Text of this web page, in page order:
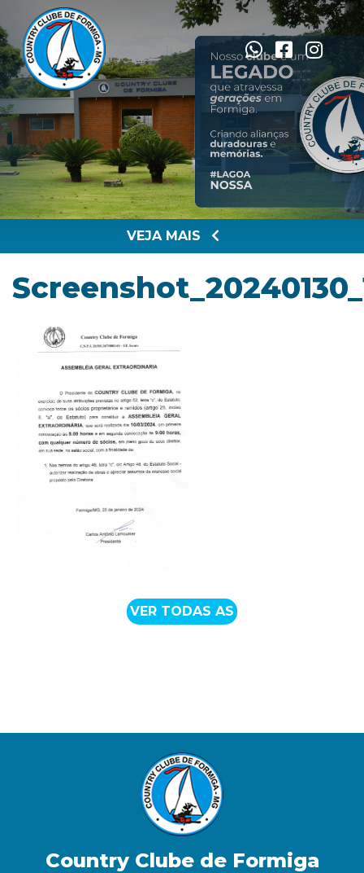
VEJA MAIS
VER TODAS AS
Country Clube de Formiga